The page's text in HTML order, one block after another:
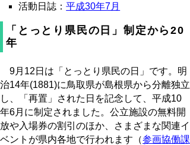
活動日誌：平成30年7月
「とっとり県民の日」制定から20
年
9月12日は「とっとり県民の日」です。明
治14年(1881)に鳥取県が島根県から分離独立
し、「再置」された日を記念して、平成10
年6月に制定されました。公立施設の無料開
放や入場券の割引のほか、さまざまな関連イ
ベントが県内各地で行われます（参画協働課